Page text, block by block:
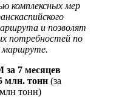
комплексных мер
и позволят
потребностей по
маршруте.
7 месяцев
млн. тонн (за
тонн)